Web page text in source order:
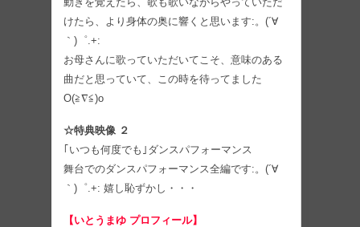
けたら、より身体の奥に響くと思います:。(´∀
｀)゜.+:
お母さんに歌っていただいてこそ、意味のある
曲だと思っていて、この時を待ってました
O(≧∇≦)o
☆特典映像 ２
｢いつも何度でも｣ダンスパフォーマンス
舞台でのダンスパフォーマンス全編です:。(´∀
｀)゜.+: 嬉し恥ずかし・・・
【いとうまゆ プロフィール】